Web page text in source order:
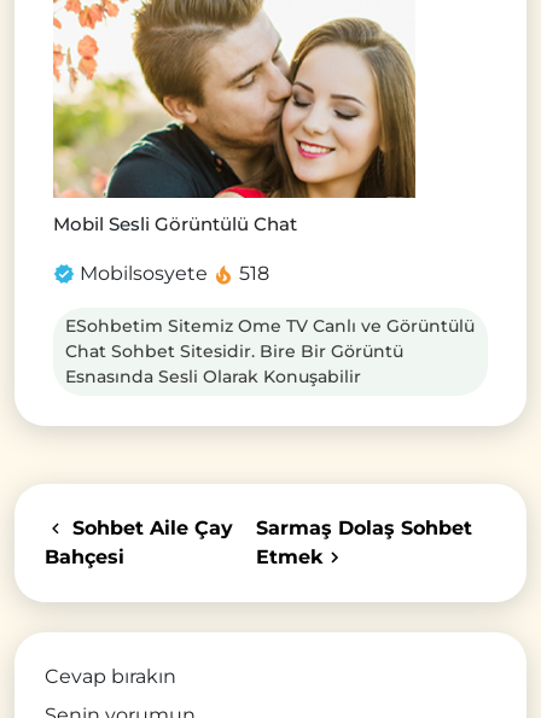
Mobil Sesli Görüntülü Chat
Mobilsosyete 518
ESohbetim Sitemiz Ome TV Canlı ve Görüntülü
Chat Sohbet Sitesidir. Bire Bir Görüntü
Esnasında Sesli Olarak Konuşabilir
Sohbet Aile Çay
Bahçesi
Sarmaş Dolaş Sohbet
Etmek
Cevap bırakın